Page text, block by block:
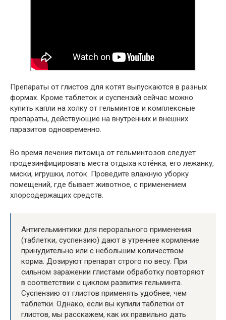
Препараты от глистов для котят выпускаются в разных
формах. Кроме таблеток и суспензий сейчас можно
купить капли на холку от гельминтов и комплексные
препараты, действующие на внутренних и внешних
паразитов одновременно.
Во время лечения питомца от гельминтозов следует
продезинфицировать места отдыха котёнка, его лежанку,
миски, игрушки, лоток. Проведите влажную уборку
помещений, где бывает животное, с применением
хлорсодержащих средств.
Антигельминтики для перорального применения
(таблетки, суспензию) дают в утреннее кормление
принудительно или с небольшим количеством
корма. Дозируют препарат строго по весу. При
сильном заражении глистами обработку повторяют
в соответствии с циклом развития гельминта.
Суспензию от глистов применять удобнее, чем
таблетки. Однако, если вы купили таблетки от
глистов, мы расскажем, как их правильно дать